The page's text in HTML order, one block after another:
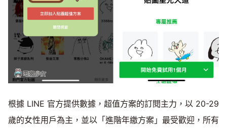
根據 LINE 官方提供數據，超值方案的訂閱主力，以 20-29
歲的女性用戶為主，並以「進階年繳方案」最受歡迎，所有